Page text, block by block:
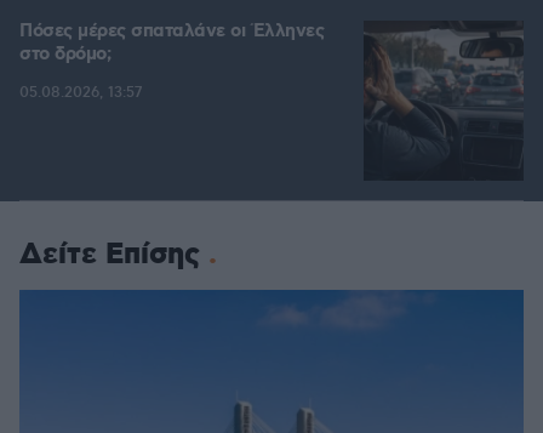
Πόσες μέρες σπαταλάνε οι Έλληνες
στο δρόμο;
05.08.2026, 13:57
Δείτε Επίσης